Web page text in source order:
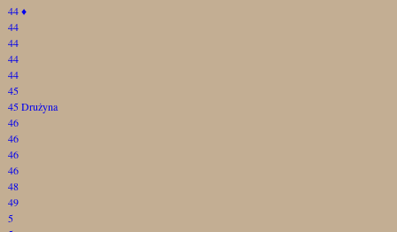
44♦
44
44
44
44
45
45 Drużyna
46
46
46
46
48
49
5